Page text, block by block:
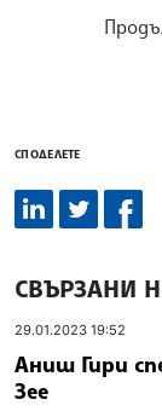
СПОДЕЛЕТЕ
СВЪРЗАНИ
29.01.2023 19:52
Аниш Гири
Зее